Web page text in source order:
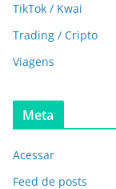
TikTok / Kwai
Trading / Cripto
Viagens
Meta
Acessar
Feed de posts